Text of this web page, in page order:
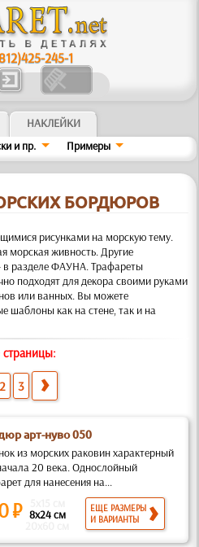
245-1
НАКЛЕЙКИ
и пр. Примеры
БОРДЮРОВ
рисунками на морскую тему.
морская живность. Другие
в разделе ФАУНА. Трафареты
подходят для декора своими руками
или ванных. Вы можете
шаблоны как на стене, так и на
2 3
арт-нуво 050
из морских раковин характерный
20 века. Однослойный
для нанесения на...
₽ 8x24 см
ЕЩЕ РАЗМЕРЫ
И ВАРИАНТЫ